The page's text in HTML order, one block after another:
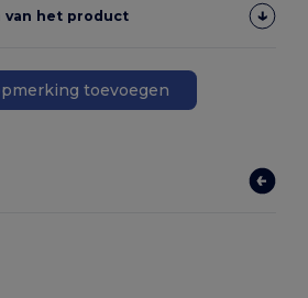
van het product
toevoegen